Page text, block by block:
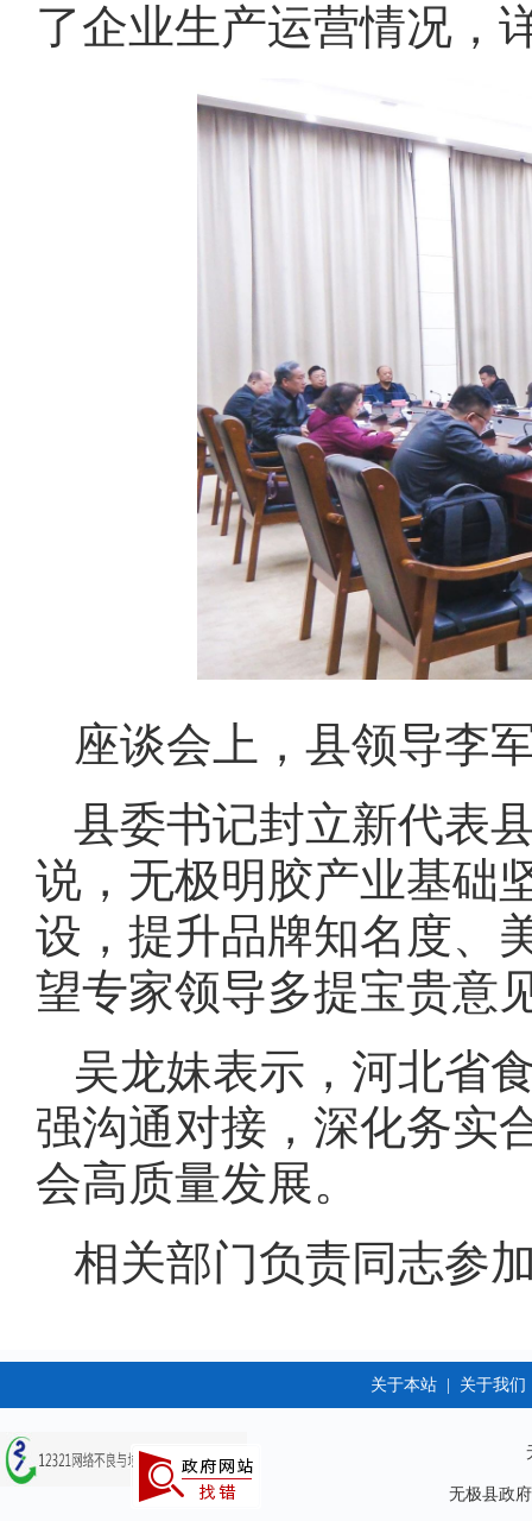
了企业生产运营情况，
座谈会上，县领导李
县委书记封立新代表
说，无极明胶产业基础
设，提升品牌知名度、
望专家领导多提宝贵意
吴龙妹表示，河北省
强沟通对接，深化务实
会高质量发展。
相关部门负责同志参